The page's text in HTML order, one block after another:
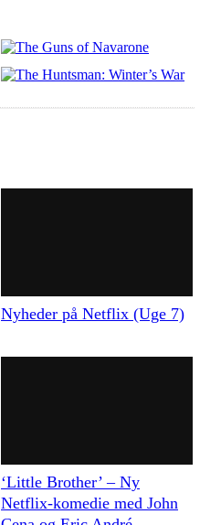
Nyheder på Netflix (Uge 7)
‘Little Brother’ – Ny
Netflix-komedie med John